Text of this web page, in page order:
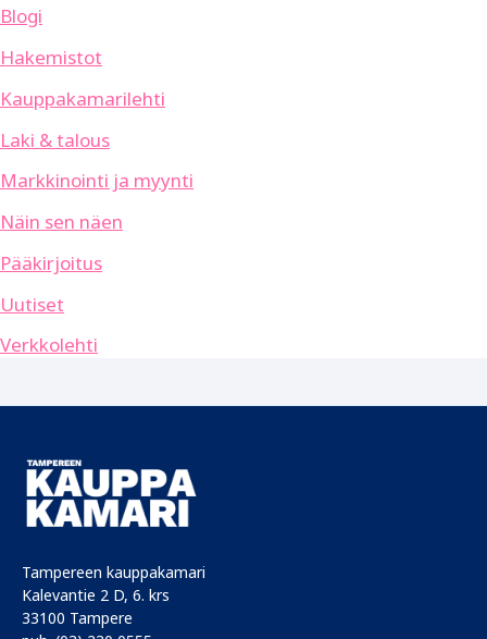
Blogi
Hakemistot
Kauppakamarilehti
Laki & talous
Markkinointi ja myynti
Näin sen näen
Pääkirjoitus
Uutiset
Verkkolehti
Tampereen kauppakamari
Kalevantie 2 D, 6. krs
33100 Tampere